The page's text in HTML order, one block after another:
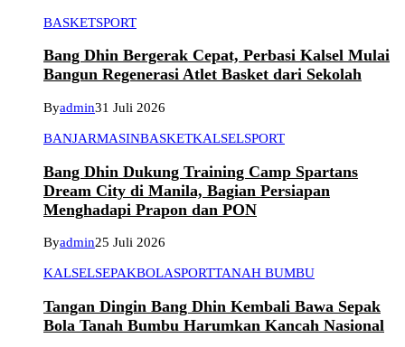
BASKETSPORT
Bang Dhin Bergerak Cepat, Perbasi Kalsel Mulai
Bangun Regenerasi Atlet Basket dari Sekolah
Byadmin31 Juli 2026
BANJARMASINBASKETKALSELSPORT
Bang Dhin Dukung Training Camp Spartans
Dream City di Manila, Bagian Persiapan
Menghadapi Prapon dan PON
Byadmin25 Juli 2026
KALSELSEPAKBOLASPORTTANAH BUMBU
Tangan Dingin Bang Dhin Kembali Bawa Sepak
Bola Tanah Bumbu Harumkan Kancah Nasional